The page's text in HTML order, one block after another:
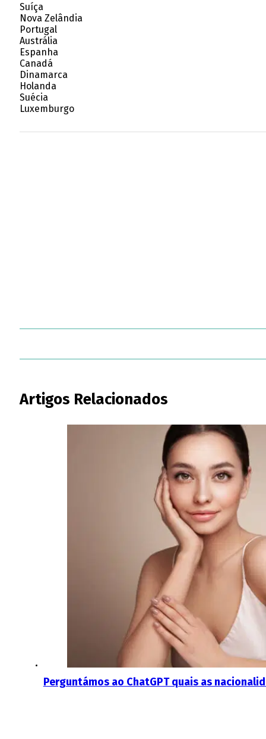
Suíça
Nova Zelândia
Portugal
Austrália
Espanha
Canadá
Dinamarca
Holanda
Suécia
Luxemburgo
Artigos Relacionados
Perguntámos ao ChatGPT quais as